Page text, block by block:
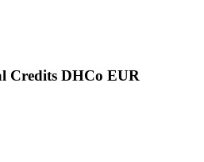
Credits DHCo EUR